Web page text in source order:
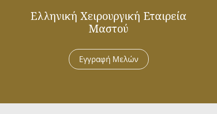
Ελληνική Χειρουργική Εταιρεία
Μαστού
Εγγραφή Μελών